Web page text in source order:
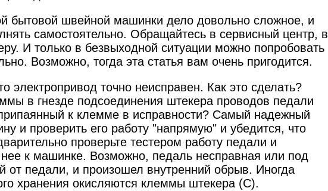
бытовой швейной машинки дело довольно сложное, и
самостоятельно. Обращайтесь в сервисный центр, в
И только в безвыходной ситуации можно попробовать
Возможно, тогда эта статья вам очень пригодится.
электропривод точно неисправен. Как это сделать?
в гнезде подсоединения штекера проводов педали
к клемме в исправности? Самый надежный
и проверить его работу "напрямую" и убедится, что
проверьте тестером работу педали и
к машинке. Возможно, педаль несправная или под
от педали, и произошел внутренний обрыв. Иногда
хранения окисляются клеммы штекера (С).